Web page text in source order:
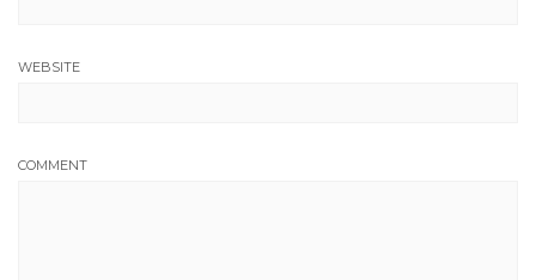
WEBSITE
COMMENT